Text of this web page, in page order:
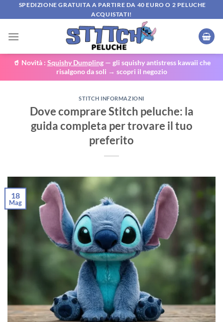
ai
SPEDIZIONE GRATUITA A PARTIRE DA 40 EURO O 2 PELUCHE
ACQUISTATI!
🥤 Novità : Squishy Dumpling— gli squishy antistress kawaii che
risalgono da soli → scopri il negozio
STITCH INFORMAZIONI
Dove comprare Stitch peluche: la
guida completa per trovare il tuo
preferito
18
Mag